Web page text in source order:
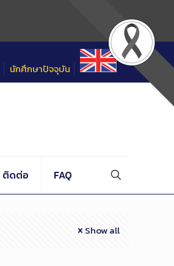
นักศึกษาปัจจุบัน
ติดต่อ FAQ
Show all